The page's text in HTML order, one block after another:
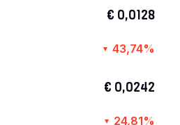
€ 0,0128
▼ 43,74%
€ 0,0242
▼ 24,81%